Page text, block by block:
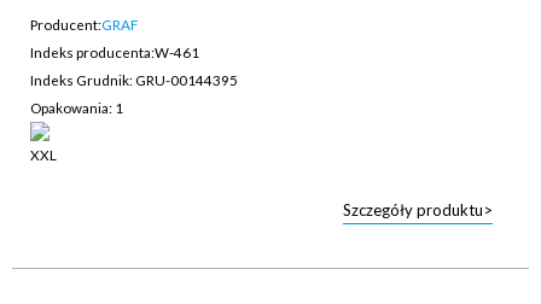
Producent:GRAF
Indeks producenta:W-461
Indeks Grudnik: GRU-00144395
Opakowania: 1
Szczegóły produktu>